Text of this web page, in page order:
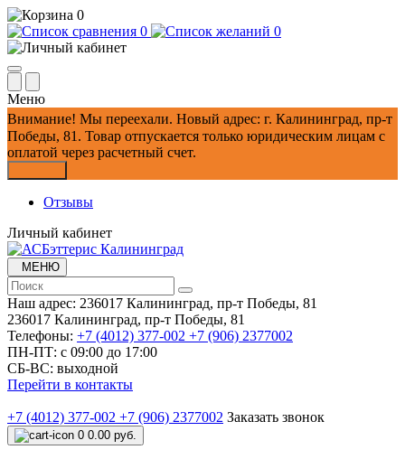
0
0
0
Меню
Внимание! Мы переехали. Новый адрес: г. Калининград, пр-т
Победы, 81. Товар отпускается только юридическим лицам с
оплатой через расчетный счет.
Отзывы
Личный кабинет
МЕНЮ
Наш адрес: 236017 Калининград,​ пр-т Победы, 81
236017 Калининград,​ пр-т Победы, 81
Телефоны: +7 (4012) 377-002 +7 (906) 2377002
ПН-ПТ: с 09:00 до 17:00
СБ-ВС: выходной
Перейти в контакты
+7 (4012) 377-002 +7 (906) 2377002 Заказать звонок
0 0.00 руб.